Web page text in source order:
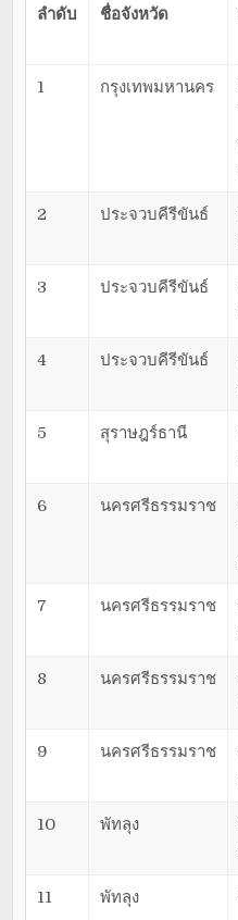
ลำดับ ชื่อจังหวัด
1 กรุงเทพมหานคร
2 ประจวบคีรีขันธ์
3 ประจวบคีรีขันธ์
4 ประจวบคีรีขันธ์
5 สุราษฎร์ธานี
6 นครศรีธรรมราช
7 นครศรีธรรมราช
8 นครศรีธรรมราช
9 นครศรีธรรมราช
10 พัทลุง
11 พัทลุง